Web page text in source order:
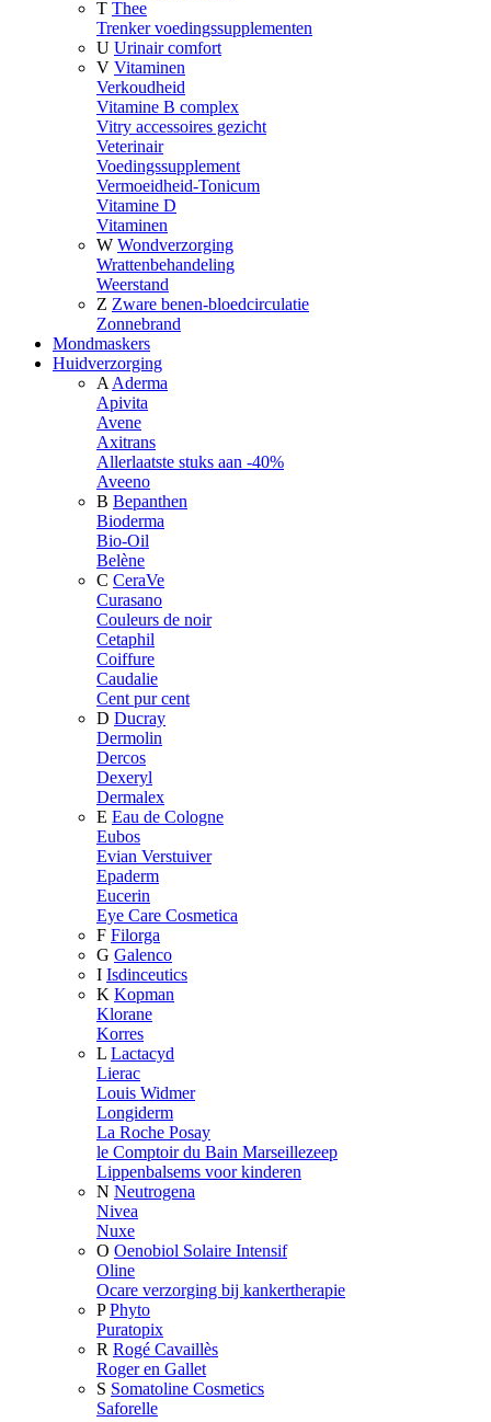
T Thee
Trenker voedingssupplementen
U Urinair comfort
V Vitaminen
Verkoudheid
Vitamine B complex
Vitry accessoires gezicht
Veterinair
Voedingssupplement
Vermoeidheid-Tonicum
Vitamine D
Vitaminen
W Wondverzorging
Wrattenbehandeling
Weerstand
Z Zware benen-bloedcirculatie
Zonnebrand
Mondmaskers
Huidverzorging
A Aderma
Apivita
Avene
Axitrans
Allerlaatste stuks aan -40%
Aveeno
B Bepanthen
Bioderma
Bio-Oil
Belène
C CeraVe
Curasano
Couleurs de noir
Cetaphil
Coiffure
Caudalie
Cent pur cent
D Ducray
Dermolin
Dercos
Dexeryl
Dermalex
E Eau de Cologne
Eubos
Evian Verstuiver
Epaderm
Eucerin
Eye Care Cosmetica
F Filorga
G Galenco
I Isdinceutics
K Kopman
Klorane
Korres
L Lactacyd
Lierac
Louis Widmer
Longiderm
La Roche Posay
le Comptoir du Bain Marseillezeep
Lippenbalsems voor kinderen
N Neutrogena
Nivea
Nuxe
O Oenobiol Solaire Intensif
Oline
Ocare verzorging bij kankertherapie
P Phyto
Puratopix
R Rogé Cavaillès
Roger en Gallet
S Somatoline Cosmetics
Saforelle